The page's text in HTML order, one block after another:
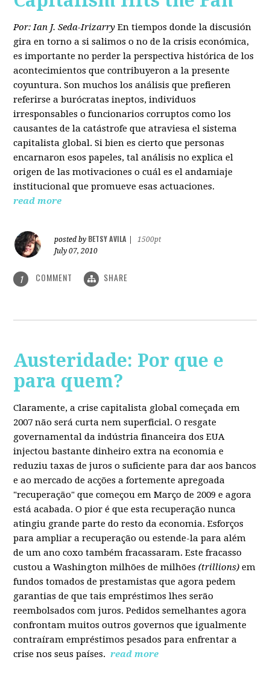
Por: Ian J. Seda-Irizarry En tiempos donde la discusión
gira en torno a si salimos o no de la crisis económica,
es importante no perder la perspectiva histórica de los
acontecimientos que contribuyeron a la presente
coyuntura. Son muchos los análisis que prefieren
referirse a burócratas ineptos, individuos
irresponsables o funcionarios corruptos como los
causantes de la catástrofe que atraviesa el sistema
capitalista global. Si bien es cierto que personas
encarnaron esos papeles, tal análisis no explica el
origen de las motivaciones o cuál es el andamiaje
institucional que promueve esas actuaciones.
read more
posted by BETSY AVILA
1500pt
July 07, 2010
1 COMMENT SHARE
Austeridade: Por que e
para quem?
Claramente, a crise capitalista global começada em
2007 não será curta nem superficial. O resgate
governamental da indústria financeira dos EUA
injectou bastante dinheiro extra na economia e
reduziu taxas de juros o suficiente para dar aos bancos
e ao mercado de acções a fortemente apregoada
"recuperação" que começou em Março de 2009 e agora
está acabada. O pior é que esta recuperação nunca
atingiu grande parte do resto da economia. Esforços
para ampliar a recuperação ou estende-la para além
de um ano coxo também fracassaram. Este fracasso
custou a Washington milhões de milhões(trillions) em
fundos tomados de prestamistas que agora pedem
garantias de que tais empréstimos lhes serão
reembolsados com juros. Pedidos semelhantes agora
confrontam muitos outros governos que igualmente
contraíram empréstimos pesados para enfrentar a
crise nos seus países. read more